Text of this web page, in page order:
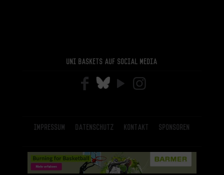
Uni Baskets auf Social Media
Impressum Datenschutz Kontakt Sponsoren